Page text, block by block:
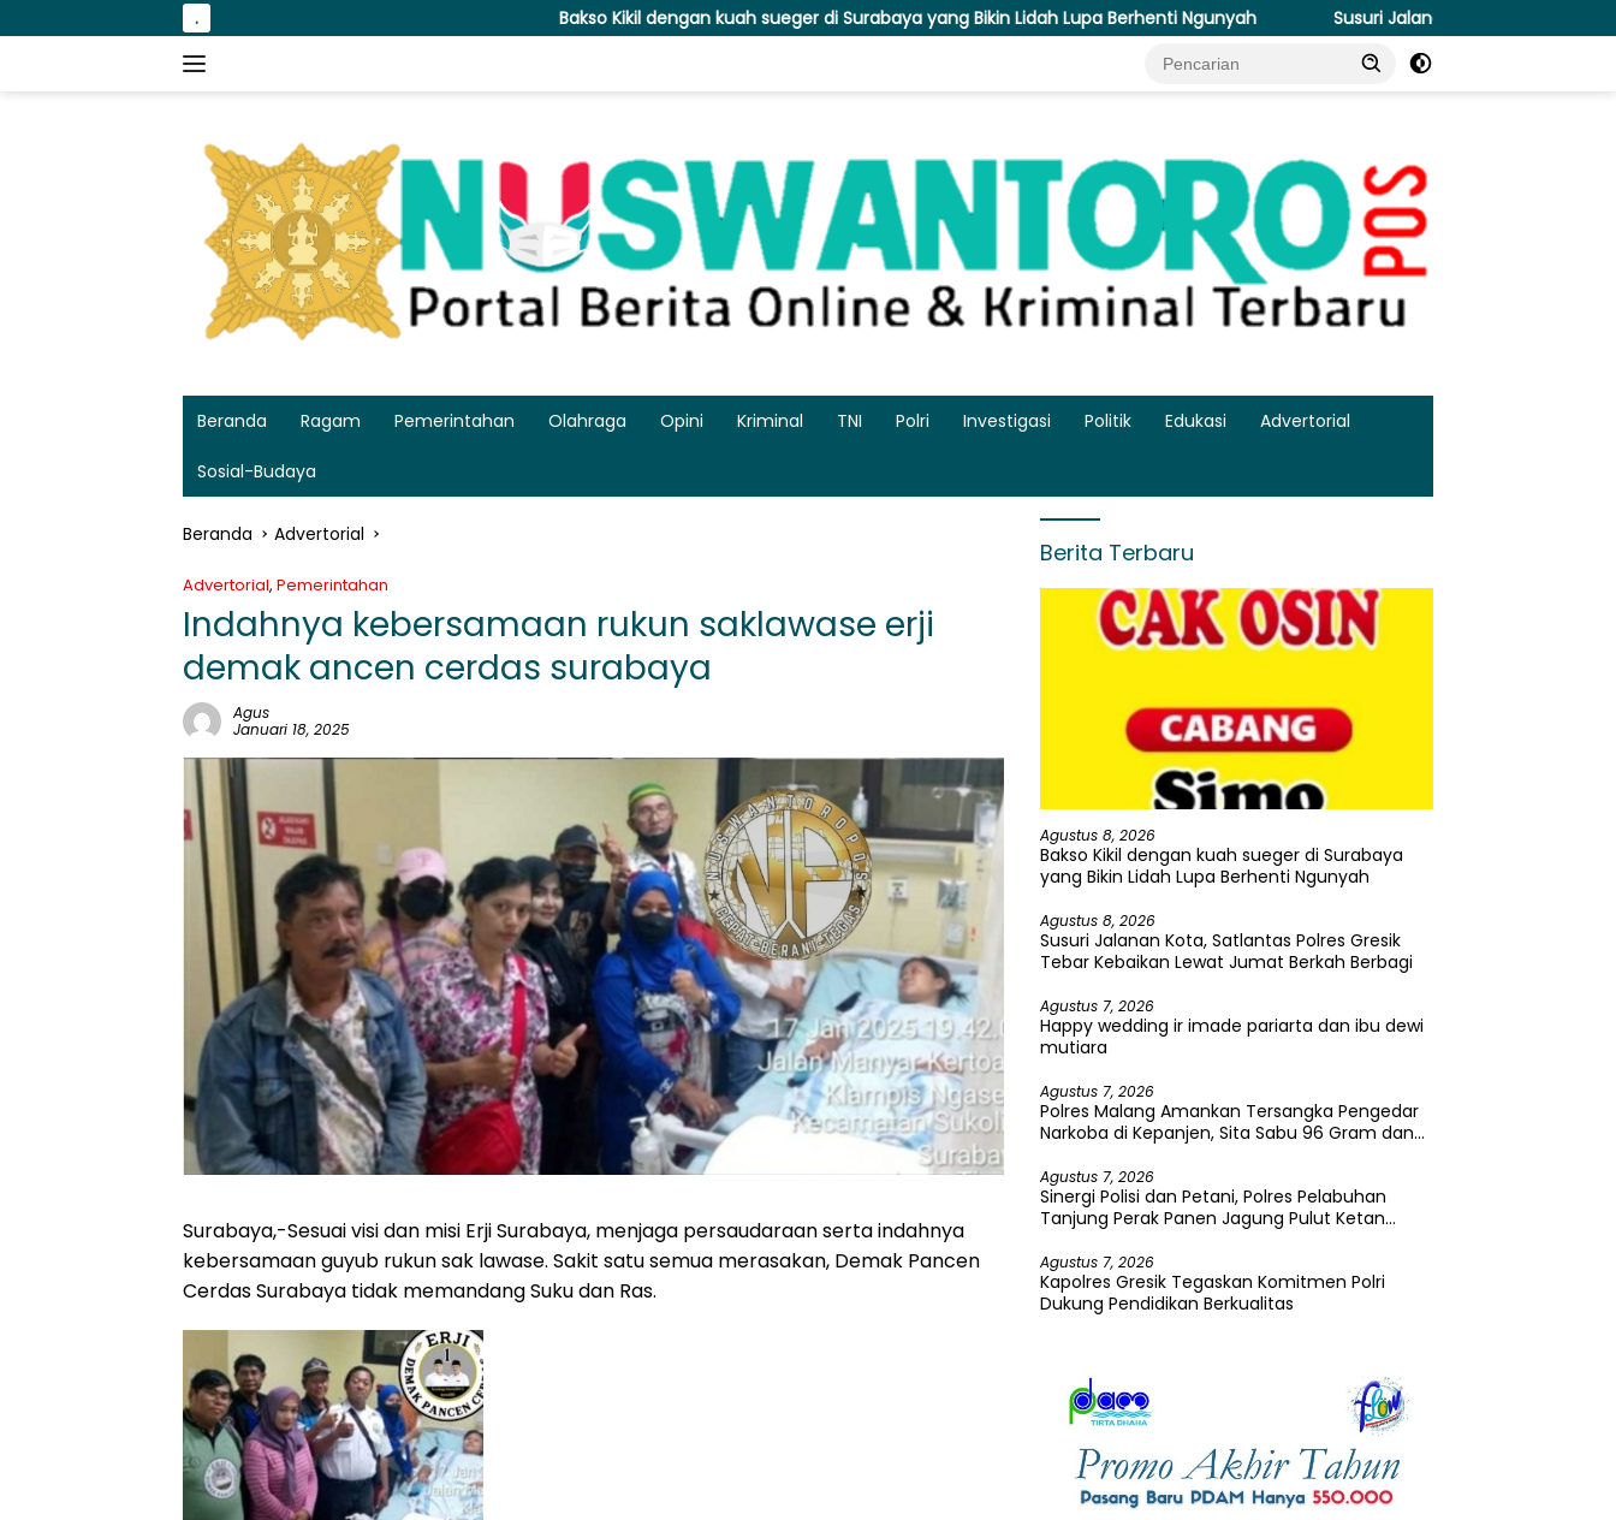
ke
. Bakso Kikil dengan kuah sueger di Surabaya yang Bikin Lidah Lupa Berhenti Ngunyah Susuri Jalanan Kota, Satlantas Polres Gresik Tebar
Beranda Ragam Pemerintahan Olahraga Opini Kriminal TNI Polri Investigasi Politik Edukasi Advertorial
Sosial-Budaya
Beranda Advertorial
Advertorial, Pemerintahan
Indahnya kebersamaan rukun saklawase erji
demak ancen cerdas surabaya
Agus
Januari 18, 2025
Surabaya,-Sesuai visi dan misi Erji Surabaya, menjaga persaudaraan serta indahnya
kebersamaan guyub rukun sak lawase. Sakit satu semua merasakan, Demak Pancen
Cerdas Surabaya tidak memandang Suku dan Ras.
Berita Terbaru
Agustus 8, 2026
Bakso Kikil dengan kuah sueger di Surabaya
yang Bikin Lidah Lupa Berhenti Ngunyah
Agustus 8, 2026
Susuri Jalanan Kota, Satlantas Polres Gresik
Tebar Kebaikan Lewat Jumat Berkah Berbagi
Agustus 7, 2026
Happy wedding ir imade pariarta dan ibu dewi
mutiara
Agustus 7, 2026
Polres Malang Amankan Tersangka Pengedar
Narkoba di Kepanjen, Sita Sabu 96 Gram dan
Agustus 7, 2026
Sinergi Polisi dan Petani, Polres Pelabuhan
Tanjung Perak Panen Jagung Pulut Ketan
Agustus 7, 2026
Kapolres Gresik Tegaskan Komitmen Polri
Dukung Pendidikan Berkualitas